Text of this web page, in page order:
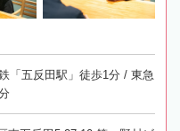
「五反田駅」徒歩1分 / 東急